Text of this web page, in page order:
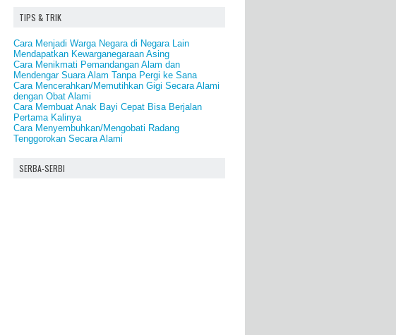
TIPS & TRIK
Cara Menjadi Warga Negara di Negara Lain
Mendapatkan Kewarganegaraan Asing
Cara Menikmati Pemandangan Alam dan
Mendengar Suara Alam Tanpa Pergi ke Sana
Cara Mencerahkan/Memutihkan Gigi Secara Alami
dengan Obat Alami
Cara Membuat Anak Bayi Cepat Bisa Berjalan
Pertama Kalinya
Cara Menyembuhkan/Mengobati Radang
Tenggorokan Secara Alami
SERBA-SERBI